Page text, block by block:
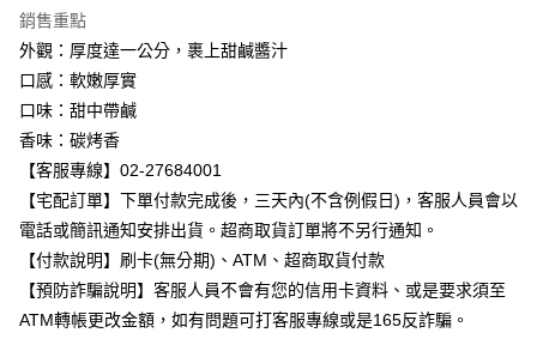
出貨⭐
每筆NT$80，滿NT$799(含以上)免運費
【無法指定出貨日及到貨日】付款後全家取貨⭐依訂購順序安
排出貨⭐
【無法指定出貨日及到貨日】7-11取貨付款⭐依訂購順序安排
出貨⭐
每筆NT$80，滿NT$799(含以上)免運費
【無法指定出貨日及到貨日】付款後7-11取貨⭐依訂購順序安
銷售重點
外觀：厚度達一公分，裹上甜鹹醬汁
口感：軟嫩厚實
口味：甜中帶鹹
香味：碳烤香
【客服專線】02-27684001
【宅配訂單】下單付款完成後，三天內(不含例假日)，客服人員會以
電話或簡訊通知安排出貨。超商取貨訂單將不另行通知。
【付款說明】刷卡(無分期)、ATM、超商取貨付款
【預防詐騙說明】客服人員不會有您的信用卡資料、或是要求須至
ATM轉帳更改金額，如有問題可打客服專線或是165反詐騙。